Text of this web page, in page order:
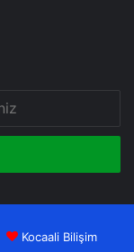
Kocaali Bilişim